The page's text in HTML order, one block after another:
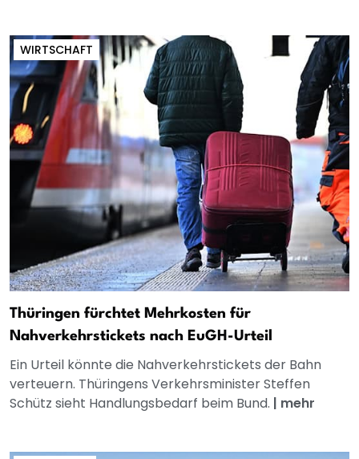
WIRTSCHAFT
Thüringen fürchtet Mehrkosten für
Nahverkehrstickets nach EuGH-Urteil
Ein Urteil könnte die Nahverkehrstickets der Bahn
verteuern. Thüringens Verkehrsminister Steffen
Schütz sieht Handlungsbedarf beim Bund. | mehr